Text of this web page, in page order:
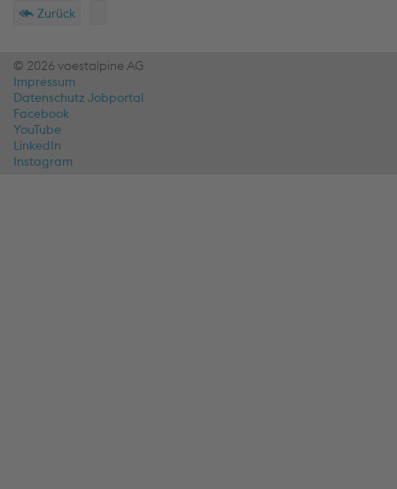
Zurück
© 2026 voestalpine AG
Impressum
Datenschutz Jobportal
Facebook
YouTube
LinkedIn
Instagram